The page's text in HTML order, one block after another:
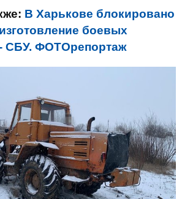
В Харькове блокировано
боевых
СБУ. ФОТОрепортаж